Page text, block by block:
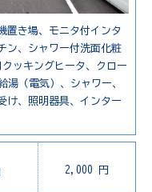
置き場、モニタ付インタ
ン、シャワー付洗面化粧
ッキングヒータ、クロー
湯（電気）、シャワー、
け、照明器具、インター
2,000 円